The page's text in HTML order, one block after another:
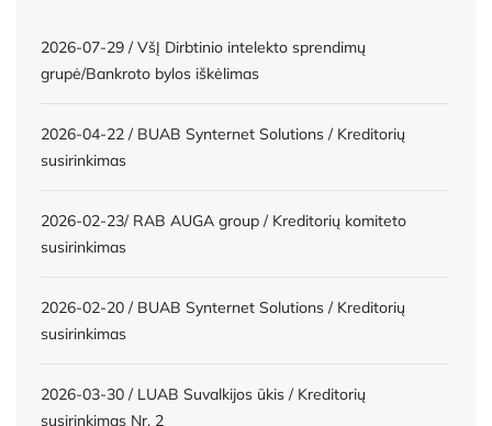
2026-07-29 / VšĮ Dirbtinio intelekto sprendimų
grupė/Bankroto bylos iškėlimas
2026-04-22 / BUAB Synternet Solutions / Kreditorių
susirinkimas
2026-02-23/ RAB AUGA group / Kreditorių komiteto
susirinkimas
2026-02-20 / BUAB Synternet Solutions / Kreditorių
susirinkimas
2026-03-30 / LUAB Suvalkijos ūkis / Kreditorių
susirinkimas Nr. 2